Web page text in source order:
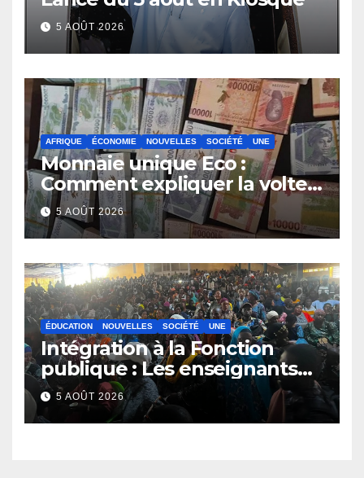
5 AOÛT 2026
AFRIQUE ÉCONOMIE NOUVELLES SOCIÉTÉ UNE
Monnaie unique Eco :
Comment expliquer la volte-
face de la Guinée
5 AOÛT 2026
ÉDUCATION NOUVELLES SOCIÉTÉ UNE
Intégration à la Fonction
publique : Les enseignants
contractuels haussent le ton
et menacent
5 AOÛT 2026